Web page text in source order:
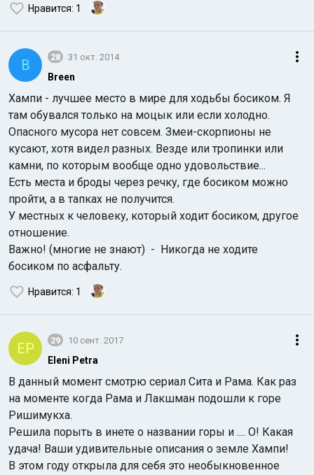
Нравится: 1
B 28 31 окт. 2014
Breen
Хампи - лучшее место в мире для ходьбы босиком. Я
там обувался только на моцык или если холодно.
Опасного мусора нет совсем. Змеи-скорпионы не
кусают, хотя видел разных. Везде или тропинки или
камни, по которым вообще одно удовольствие...
Есть места и броды через речку, где босиком можно
пройти, а в тапках не получится.
У местных к человеку, который ходит босиком, другое
отношение.
Важно! (многие не знают) - Никогда не ходите
босиком по асфальту.
Нравится: 1
EP 29 10 сент. 2017
Eleni Petra
В данный момент смотрю сериал Сита и Рама. Как раз
на моменте когда Рама и Лакшман подошли к горе
Ришимукха.
Решила порыть в инете о названии горы и .... О! Какая
удача! Ваши удивительные описания о земле Хампи!
В этом году открыла для себя это необыкновенное